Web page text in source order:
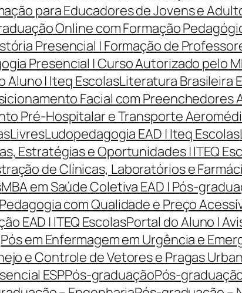
para Educadores de Jovens e
Online com Formação
Presencial | Formação de
Presencial | Curso Autorizado pelo
Aluno | Iteq EscolasLiteratura Brasileira
Facial com Preenchedores
Pré-Hospitalar e Transporte
LivresLudopedagogia EAD | Iteq Escolas
Estratégias e Oportunidades | ITEQ
de Clínicas, Laboratórios e
MBA em Saúde Coletiva EAD | Pós-
com Qualidade e Preço
EAD | ITEQ EscolasPortal do Aluno |
Pós em Enfermagem em Urgência e
e Controle de Vetores e Pragas
ESPPós-graduaçãoPós-